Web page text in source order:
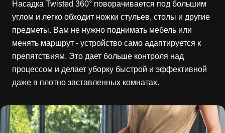
Насадка Twisted 360° поворачивается под большим
углом и легко обходит ножки стульев, столы и другие
предметы. Вам не нужно поднимать мебель или
менять маршрут - устройство само адаптируется к
препятствиям. Это дает больше контроля над
процессом и делает уборку быстрой и эффективной
даже в плотно заставленных комнатах.